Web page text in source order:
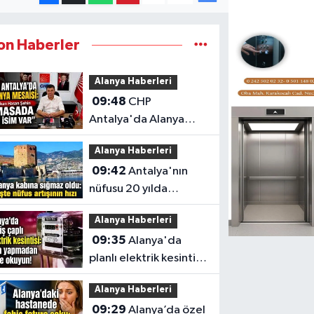
Haberler
Alanya Haberleri
09:48
Antalya'da Alanya
mesaisi: Başkan Hasan
Şahin "Masada üç isim
var"
Alanya Haberleri
09:42 Antalya'nın
nüfusu 20 yılda
yaklaşık yüzde 55
arttı, Alanya 371 bin
kişiyi aştı
Alanya Haberleri
09:35 Alanya'da
planlı elektrik kesintisi
bugün birçok
mahalleyi etkileyecek
Alanya Haberleri
09:29 Alanya’da özel